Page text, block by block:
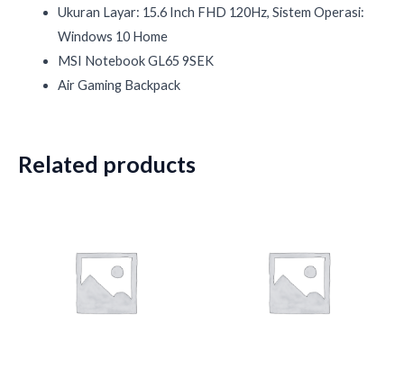
Ukuran Layar: 15.6 Inch FHD 120Hz, Sistem Operasi:
Windows 10 Home
MSI Notebook GL65 9SEK
Air Gaming Backpack
Related products